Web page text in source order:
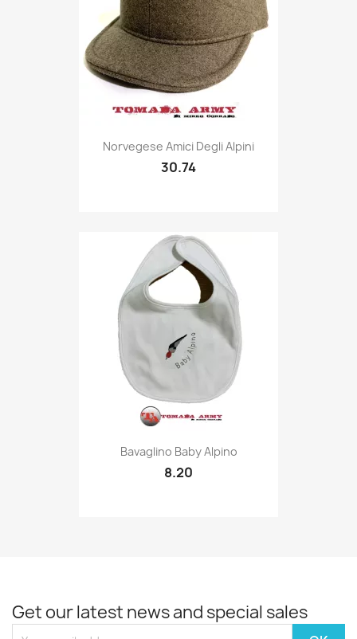
Quick view
Norvegese Amici Degli Alpini
30.74
Quick view
Bavaglino Baby Alpino
8.20
Get our latest news and special sales